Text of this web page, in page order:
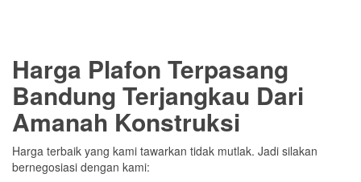
Harga Plafon Terpasang
Bandung Terjangkau Dari
Amanah Konstruksi
Harga terbaik yang kami tawarkan tidak mutlak. Jadi silakan
bernegosiasi dengan kami: